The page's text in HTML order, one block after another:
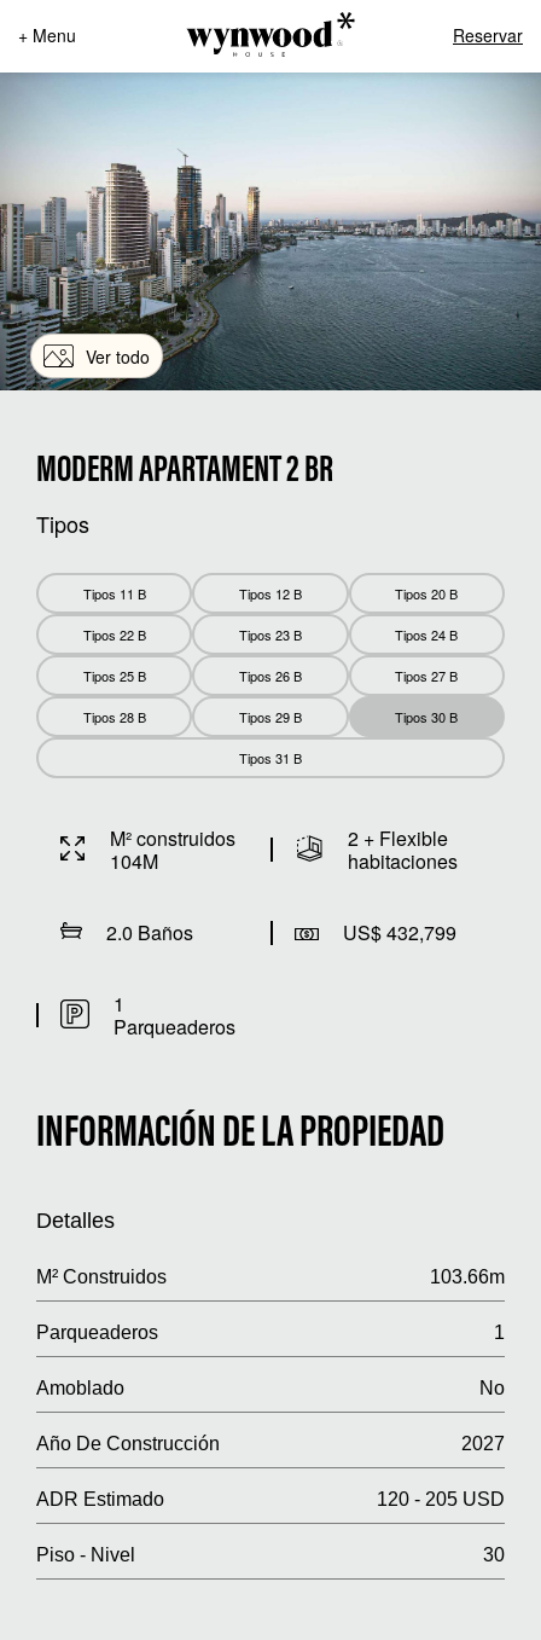
+ Menu Reservar
Ver todo
MODERM APARTAMENT 2 BR
Tipos
Tipos 11 B Tipos 12 B Tipos 20 B
Tipos 22 B Tipos 23 B Tipos 24 B
Tipos 25 B Tipos 26 B Tipos 27 B
Tipos 28 B Tipos 29 B Tipos 30 B
Tipos 31 B
M² construidos
104M
2 + Flexible
habitaciones
2.0 Baños US$ 432,799
1
Parqueaderos
INFORMACIÓN DE LA PROPIEDAD
Detalles
M² Construidos 103.66m
Parqueaderos 1
Amoblado No
Año De Construcción 2027
ADR Estimado 120 - 205 USD
Piso - Nivel 30